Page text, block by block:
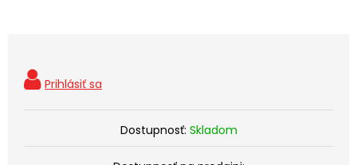
Dostupnosť: Skladom